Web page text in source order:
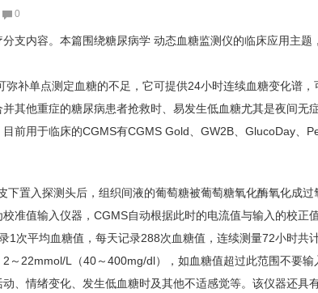
0
支内容。本篇围绕糖尿病学 动态血糖监测仪的临床应用主题
补单点测定血糖的不足，它可提供24小时连续血糖变化谱，
其他重症的糖尿病患者抢救时、易发生低血糖尤其是夜间无
前用于临床的CGMS有CGMS Gold、GW2B、GlucoDay、
置入探测头后，组织间液的葡萄糖被葡萄糖氧化酶氧化成过
准值输入仪器，CGMS自动根据此时的电流值与输入的校正
次平均血糖值，每天记录288次血糖值，连续测量72小时共
22mmol/L（40～400mg/dl），如血糖值超过此范围不要输
、情绪变化、发生低血糖时及其他不适感觉等。该仪器还具